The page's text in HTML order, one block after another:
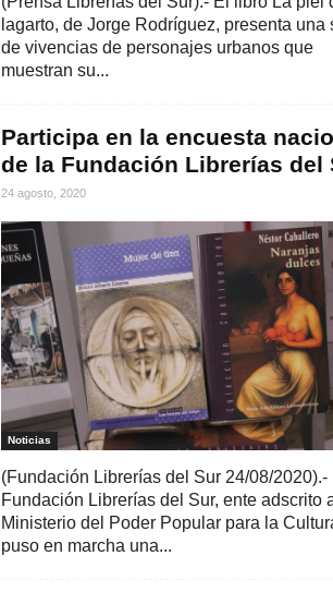
lagarto, de Jorge Rodríguez, presenta una
de vivencias de personajes urbanos que
muestran su...
Participa en la encuesta
de la Fundación Librerías del
24 agosto, 2020
Noticias
(Fundación Librerías del Sur 24/08/2020).-
Fundación Librerías del Sur, ente adscrito
Ministerio del Poder Popular para la
puso en marcha una...